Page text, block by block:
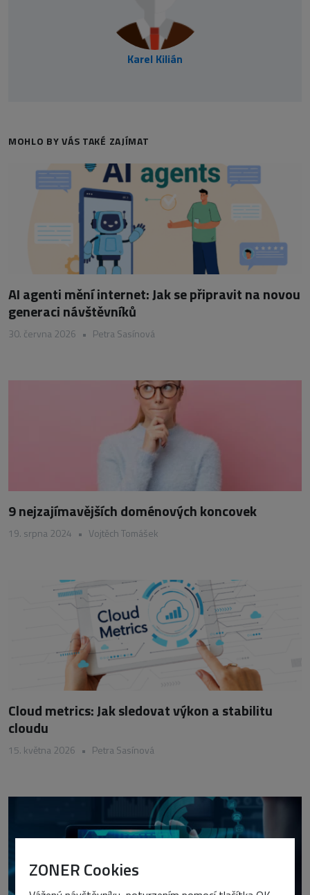
ZONER Cookies
Karel Kilián
MOHLO BY VÁS TAKÉ ZAJÍMAT
AI agenti mění internet: Jak se připravit na novou
generaci návštěvníků
30. června 2026 • Petra Sasínová
9 nejzajímavějších doménových koncovek
19. srpna 2024 • Vojtěch Tomášek
Cloud metrics: Jak sledovat výkon a stabilitu
cloudu
15. května 2026 • Petra Sasínová